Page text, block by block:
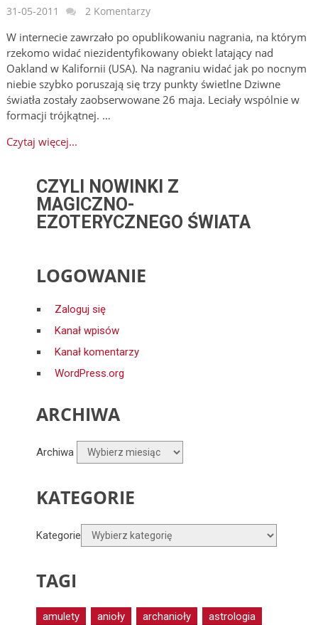
31-05-2011 2 Komentarzy
W internecie zawrzało po opublikowaniu nagrania, na którym
rzekomo widać niezidentyfikowany obiekt latający nad
Oakland w Kalifornii (USA). Na nagraniu widać jak po nocnym
niebie szybko poruszają się trzy punkty świetlne Dziwne
światła zostały zaobserwowane 26 maja. Leciały wspólnie w
formacji trójkątnej. …
Czytaj więcej...
CZYLI NOWINKI Z
MAGICZNO-
EZOTERYCZNEGO ŚWIATA
LOGOWANIE
Zaloguj się
Kanał wpisów
Kanał komentarzy
WordPress.org
ARCHIWA
Archiwa
KATEGORIE
Kategorie
TAGI
amulety anioły archanioły
astrologia